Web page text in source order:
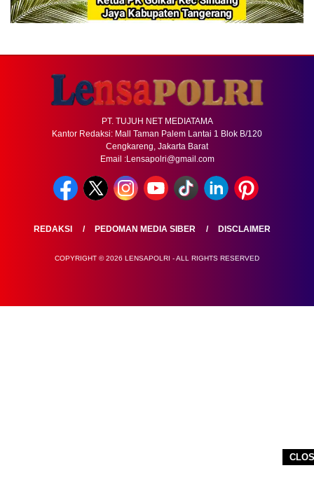
PT. TUJUH NET MEDIATAMA
Kantor Redaksi: Mall Taman Palem Lantai 1 Blok B/120
Cengkareng, Jakarta Barat
Email :Lensapolri@gmail.com
REDAKSI PEDOMAN MEDIA SIBER DISCLAIMER
COPYRIGHT © 2026 LENSAPOLRI - ALL RIGHTS RESERVED